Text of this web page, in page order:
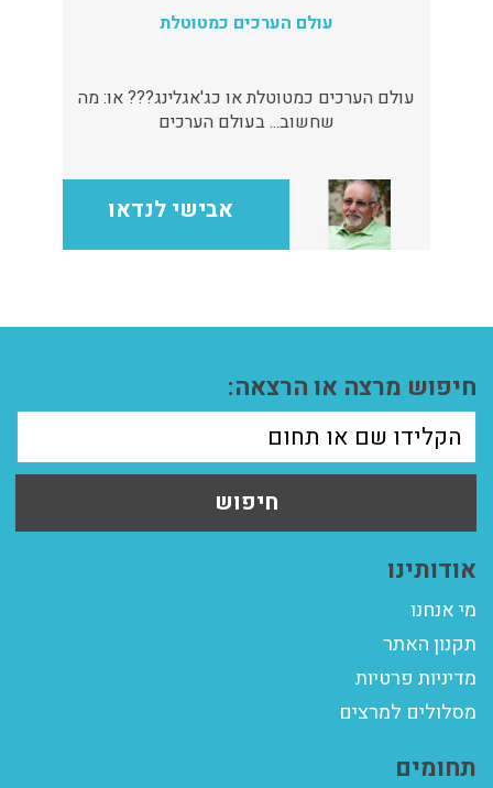
עולם הערכים כמטוטלת
עולם הערכים כמטוטלת או כג'אגלינג??? או: מה
שחשוב... בעולם הערכים
אבישי לנדאו
חיפוש מרצה או הרצאה:
חיפוש
אודותינו
מי אנחנו
תקנון האתר
מדיניות פרטיות
מסלולים למרצים
תחומים